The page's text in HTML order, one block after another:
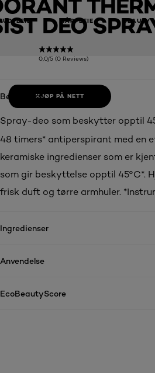
HÅRPLEIE BEAUTY
DEO
0,0/5 (0 Reviews)
KJØP PÅ NETT
Beskrivelse
Spray-deo som beskytter opptil
48 timers* antiperspirant med en
keramiske ingredienser som er
som gir beskyttelse opptil 45°C*.
frisk duft og tørre armhuler.
Ingredienser
Anvendelse
EcoBeautyScore